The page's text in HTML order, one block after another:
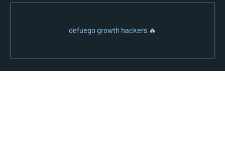
defuego growth hackers 🔥